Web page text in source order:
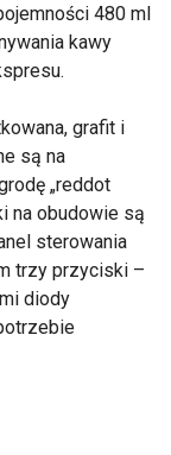
480 ml
kawy
grafit i
są na
„reddot
na obudowie są
sterowania
trzy przyciski –
diody